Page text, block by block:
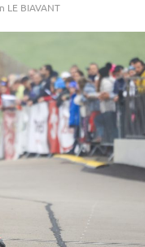
LE BIAVANT